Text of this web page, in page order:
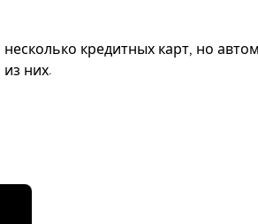
кредитных карт, но
них.